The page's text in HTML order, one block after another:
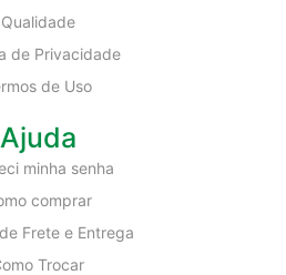
Qualidade
de Privacidade
de Uso
Ajuda
minha senha
comprar
Frete e Entrega
Trocar